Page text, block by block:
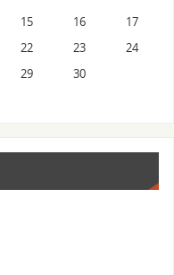
15 16
17
22 23
24
29
30